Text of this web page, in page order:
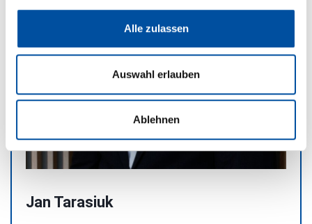
Alle zulassen
Auswahl erlauben
Ablehnen
Jan Tarasiuk